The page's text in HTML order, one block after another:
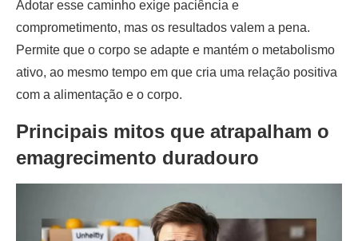
Adotar esse caminho exige paciência e
comprometimento, mas os resultados valem a pena.
Permite que o corpo se adapte e mantém o metabolismo
ativo, ao mesmo tempo em que cria uma relação positiva
com a alimentação e o corpo.
Principais mitos que atrapalham o
emagrecimento duradouro